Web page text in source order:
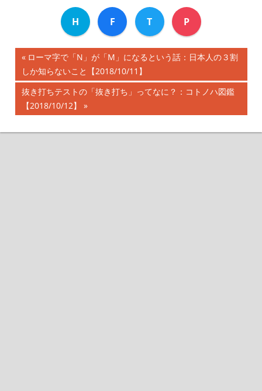
H F T P
投
稿
ナ
ビ
前
の
記
事:
ローマ字で「N」が「M」になるという話：日本人の３割
しか知らないこと【2018/10/11】
次
の
事:
抜き打ちテストの「抜き打ち」ってなに？：コトノハ図鑑
【2018/10/12】